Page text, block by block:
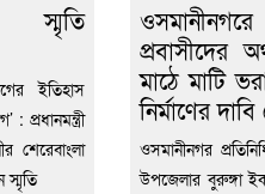
স্মৃতি
ইতিহাস
প্রধানমন্ত্রী
শেরেবাংলা
স্মৃতি
প্রবাসীদের
মাঠে মাটি
নির্মাণের
ওসমানীনগর
উপজেলার বুরুঙ্গা